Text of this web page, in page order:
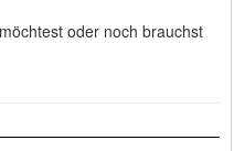
oder noch brauchst